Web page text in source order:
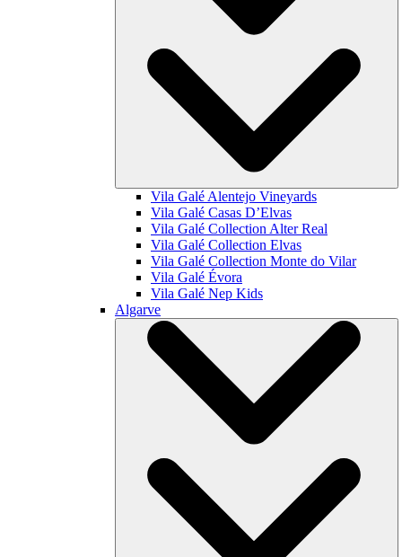
Vila Galé Alentejo Vineyards
Vila Galé Casas D’Elvas
Vila Galé Collection Alter Real
Vila Galé Collection Elvas
Vila Galé Collection Monte do Vilar
Vila Galé Évora
Vila Galé Nep Kids
Algarve